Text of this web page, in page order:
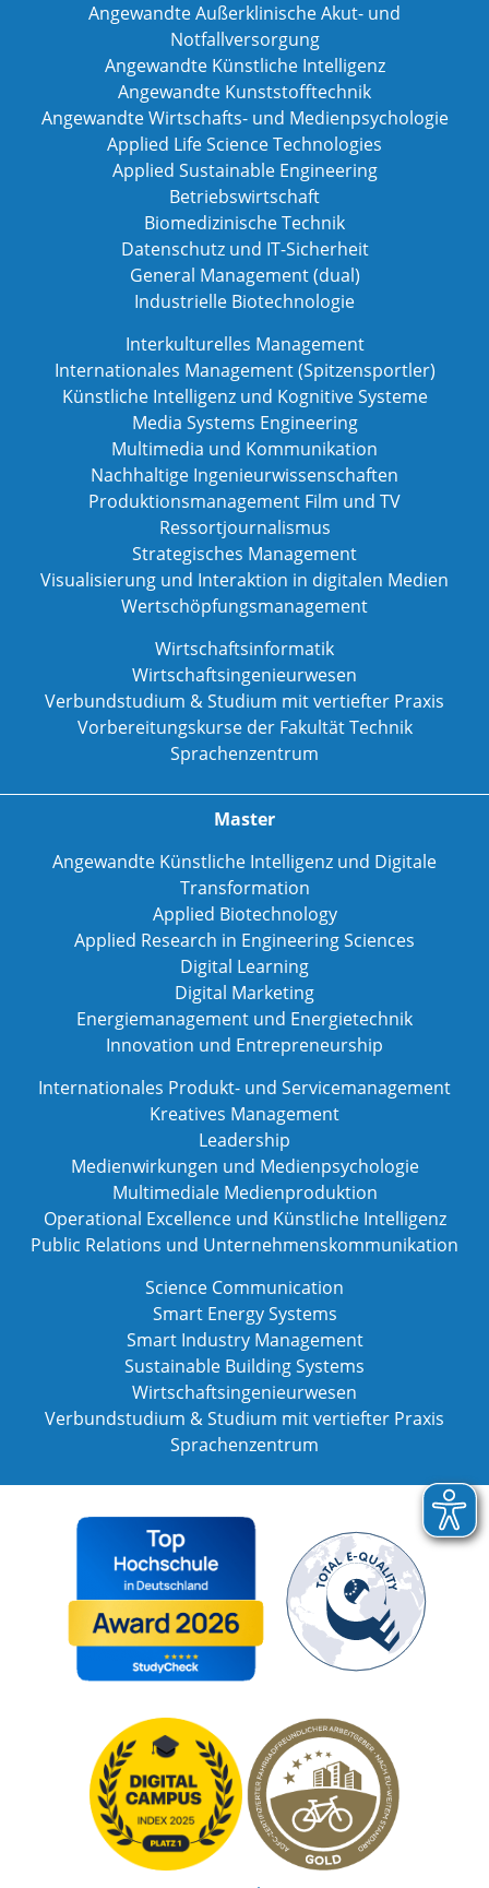
Angewandte Außerklinische Akut- und
Notfallversorgung
Angewandte Künstliche Intelligenz
Angewandte Kunststofftechnik
Angewandte Wirtschafts- und Medienpsychologie
Applied Life Science Technologies
Applied Sustainable Engineering
Betriebswirtschaft
Biomedizinische Technik
Datenschutz und IT-Sicherheit
General Management (dual)
Industrielle Biotechnologie
Interkulturelles Management
Internationales Management (Spitzensportler)
Künstliche Intelligenz und Kognitive Systeme
Media Systems Engineering
Multimedia und Kommunikation
Nachhaltige Ingenieurwissenschaften
Produktionsmanagement Film und TV
Ressortjournalismus
Strategisches Management
Visualisierung und Interaktion in digitalen Medien
Wertschöpfungsmanagement
Wirtschaftsinformatik
Wirtschaftsingenieurwesen
Verbundstudium & Studium mit vertiefter Praxis
Vorbereitungskurse der Fakultät Technik
Sprachenzentrum
Master
Angewandte Künstliche Intelligenz und Digitale
Transformation
Applied Biotechnology
Applied Research in Engineering Sciences
Digital Learning
Digital Marketing
Energiemanagement und Energietechnik
Innovation und Entrepreneurship
Internationales Produkt- und Servicemanagement
Kreatives Management
Leadership
Medienwirkungen und Medienpsychologie
Multimediale Medienproduktion
Operational Excellence und Künstliche Intelligenz
Public Relations und Unternehmenskommunikation
Science Communication
Smart Energy Systems
Smart Industry Management
Sustainable Building Systems
Wirtschaftsingenieurwesen
Verbundstudium & Studium mit vertiefter Praxis
Sprachenzentrum